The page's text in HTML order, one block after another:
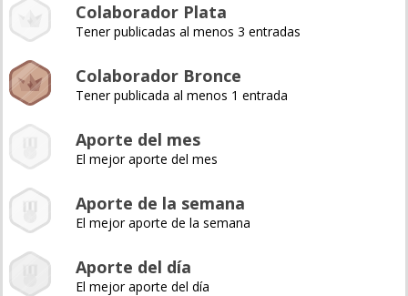
Colaborador Plata
Tener publicadas al menos 3 entradas
Colaborador Bronce
Tener publicada al menos 1 entrada
Aporte del mes
El mejor aporte del mes
Aporte de la semana
El mejor aporte de la semana
Aporte del día
El mejor aporte del día